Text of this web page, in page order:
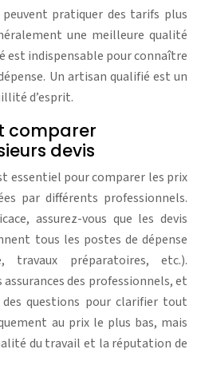
pratiquer des tarifs plus
une meilleure qualité
est indispensable pour connaître
Un artisan qualifié est un
d’esprit.
comparer
devis
essentiel pour comparer les prix
par différents professionnels.
assurez-vous que les devis
tous les postes de dépense
travaux préparatoires, etc.).
des professionnels, et
questions pour clarifier tout
au prix le plus bas, mais
du travail et la réputation de